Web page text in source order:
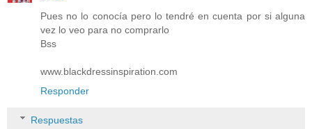
Pues no lo conocía pero lo tendré en cuenta por si alguna
vez lo veo para no comprarlo
Bss
www.blackdressinspiration.com
Responder
Respuestas